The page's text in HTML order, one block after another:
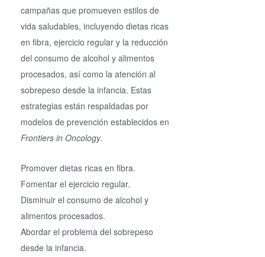
campañas que promueven estilos de
vida saludables, incluyendo dietas ricas
en fibra, ejercicio regular y la reducción
del consumo de alcohol y alimentos
procesados, así como la atención al
sobrepeso desde la infancia. Estas
estrategias están respaldadas por
modelos de prevención establecidos en
Frontiers in Oncology.
Promover dietas ricas en fibra.
Fomentar el ejercicio regular.
Disminuir el consumo de alcohol y
alimentos procesados.
Abordar el problema del sobrepeso
desde la infancia.